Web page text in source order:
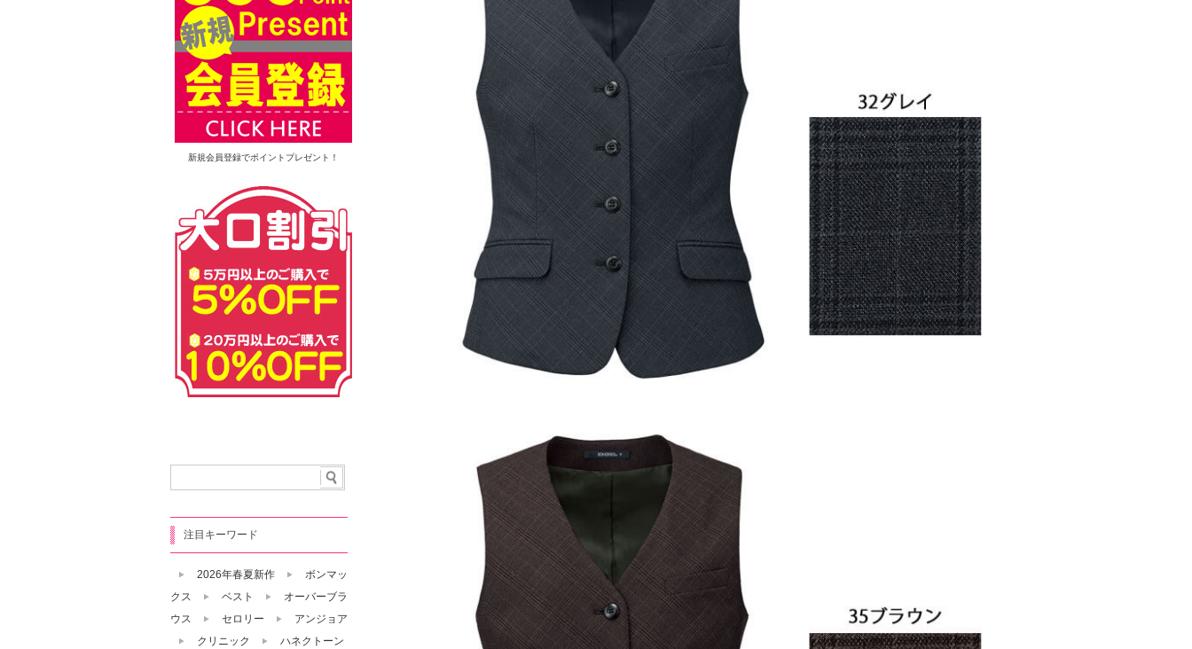
新規会員登録でポイントプレゼント！
注目キーワード
2026年春夏新作
ボンマッ
クス
ベスト
オーバーブラ
ウス
セロリー
アンジョア
クリニック
ハネクトーン